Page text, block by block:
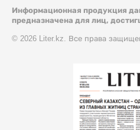
Информационная продукция
предназначена для лиц,
© 2026 Liter.kz. Все права